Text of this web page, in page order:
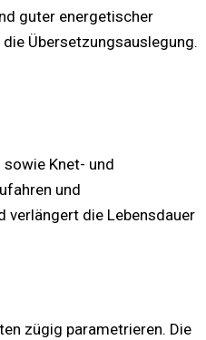
guter energetischer
Übersetzungsauslegung.
Knet- und
und
verlängert die Lebensdauer
zügig parametrieren. Die